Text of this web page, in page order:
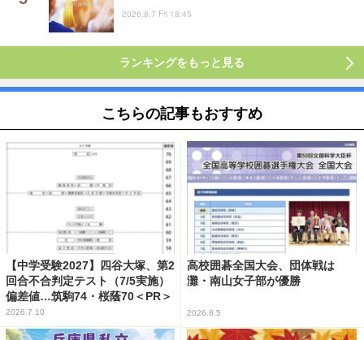
2026.8.7 Fri 18:45
ランキングをもっと見る
こちらの記事もおすすめ
【中学受験2027】四谷大塚、第2
回合不合判定テスト（7/5実施）
偏差値…筑駒74・桜蔭70＜PR＞
2026.7.10
高校囲碁全国大会、団体戦は
灘・南山女子部が優勝
2026.8.5